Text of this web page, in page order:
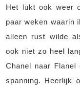
Het lukt ook weer
paar weken waarin
alleen rust wilde
ook niet zo heel
Chanel naar
spanning. Heerlijk